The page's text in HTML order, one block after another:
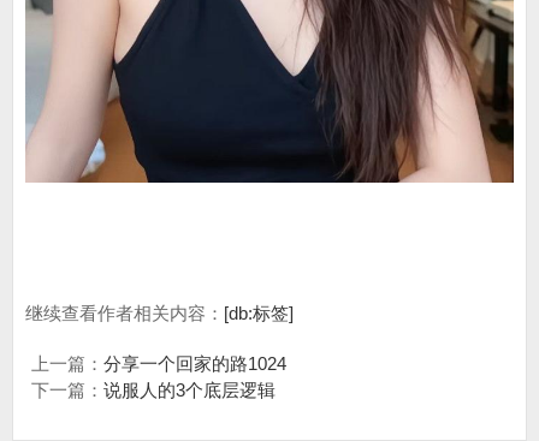
继续查看作者相关内容： [db:标签]
上一篇： 分享一个回家的路1024
下一篇： 说服人的3个底层逻辑